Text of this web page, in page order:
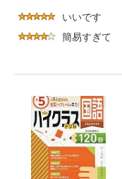
いいです
簡易すぎて